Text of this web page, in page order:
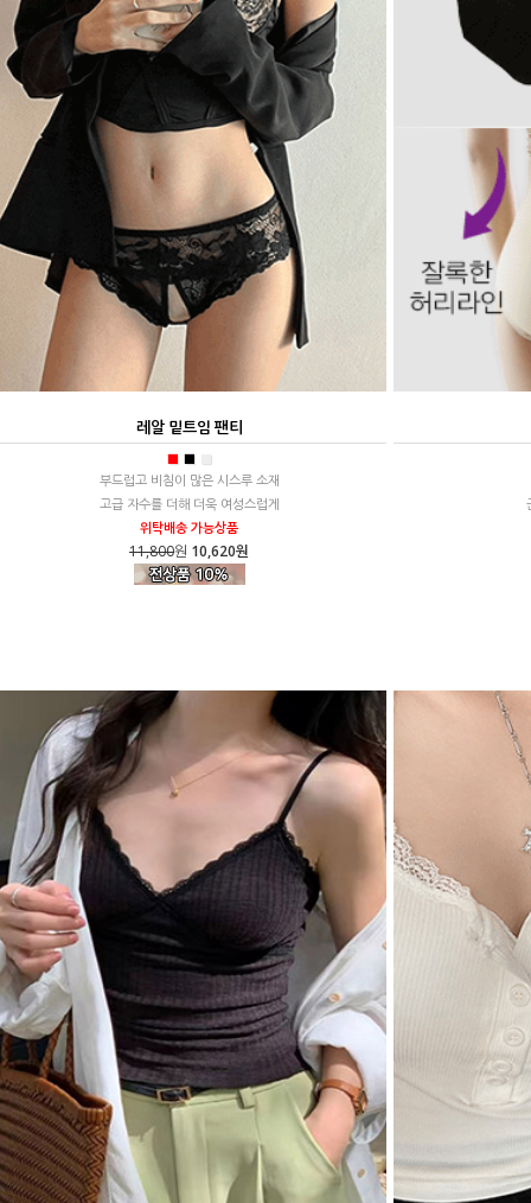
레알 밑트임 팬티
■ ■ ■
부드럽고 비침이 많은 시스루 소재
고급 자수를 더해 더욱 여성스럽게
위탁배송 가능상품
11,800원 10,620원